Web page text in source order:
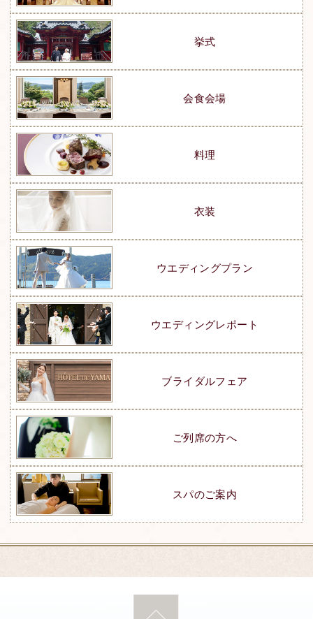
挙式
会食会場
料理
衣装
ウエディングプラン
ウエディングレポート
ブライダルフェア
ご列席の方へ
スパのご案内